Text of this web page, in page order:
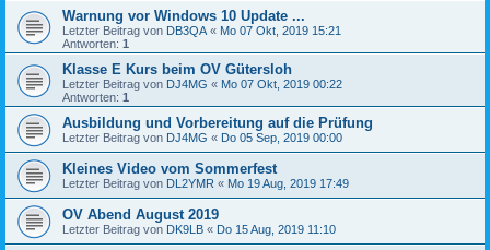
Warnung vor Windows 10 Update ...
Letzter Beitrag von DB3QA « Mo 07 Okt, 2019 15:21
Antworten: 1
Klasse E Kurs beim OV Gütersloh
Letzter Beitrag von DJ4MG « Mo 07 Okt, 2019 00:22
Antworten: 1
Ausbildung und Vorbereitung auf die Prüfung
Letzter Beitrag von DJ4MG « Do 05 Sep, 2019 00:00
Kleines Video vom Sommerfest
Letzter Beitrag von DL2YMR « Mo 19 Aug, 2019 17:49
OV Abend August 2019
Letzter Beitrag von DK9LB « Do 15 Aug, 2019 11:10